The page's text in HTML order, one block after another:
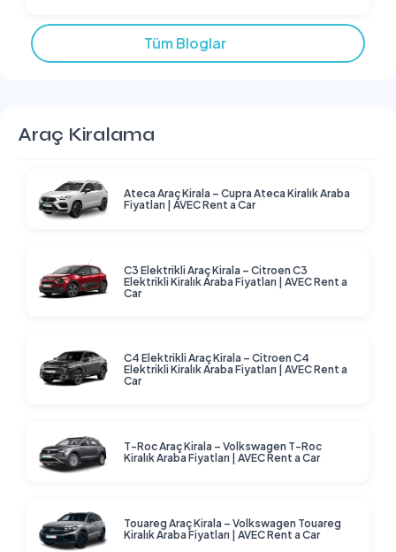
Tüm Bloglar
Araç Kiralama
Ateca Araç Kirala – Cupra Ateca Kiralık Araba
Fiyatları | AVEC Rent a Car
C3 Elektrikli Araç Kirala – Citroen C3
Elektrikli Kiralık Araba Fiyatları | AVEC Rent a
Car
C4 Elektrikli Araç Kirala – Citroen C4
Elektrikli Kiralık Araba Fiyatları | AVEC Rent a
Car
T-Roc Araç Kirala – Volkswagen T-Roc
Kiralık Araba Fiyatları | AVEC Rent a Car
Touareg Araç Kirala – Volkswagen Touareg
Kiralık Araba Fiyatları | AVEC Rent a Car